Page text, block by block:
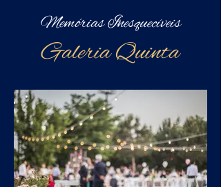
Memórias Inesquecíveis
Galeria Quinta